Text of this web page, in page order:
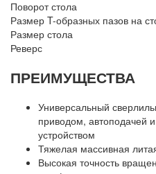
Поворот стола
Размер T-образных пазов на
Размер стола
Реверс
ПРЕИМУЩЕСТВА
Универсальный
приводом, автоподачей
устройством
Тяжелая массивная
Высокая точность